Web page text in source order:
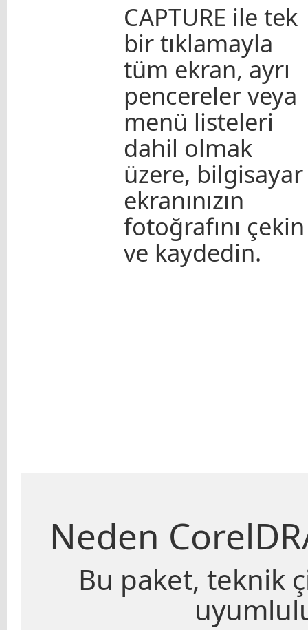
CAPTURE ile tek
bir tıklamayla
tüm ekran, ayrı
pencereler veya
menü listeleri
dahil olmak
üzere, bilgisayar
ekranınızın
fotoğrafını çekin
ve kaydedin.
Neden
Bu paket, teknik